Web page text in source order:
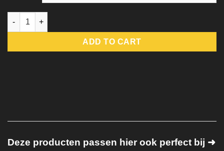
Elephon Whirler 1 quantity
ADD TO CART
Deze producten passen hier ook perfect bij ➜